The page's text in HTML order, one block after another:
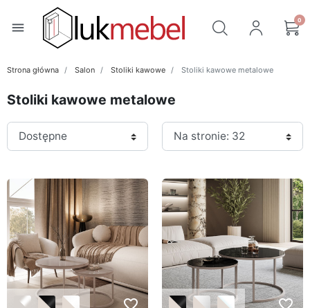
menu 0
Strona główna Salon Stoliki kawowe Stoliki kawowe metalowe
Stoliki kawowe metalowe
favorite_border favorite_border